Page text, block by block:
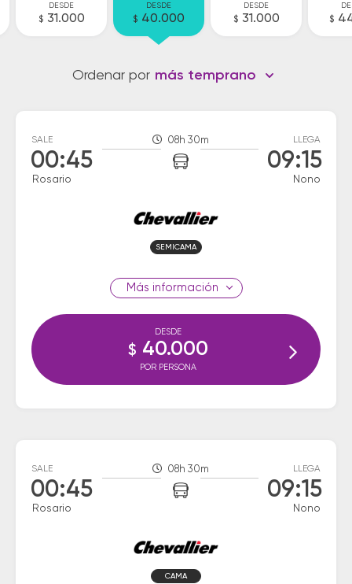
DESDE
$ 31.000
DESDE
$ 40.000
DESDE
$ 31.000 $
Ordenar por más temprano
SALE
00:45
Rosario
08h 30m LLEGA
09:15
Nono
SEMICAMA
información
DESDE
$ 40.000
POR PERSONA
SALE
00:45
Rosario
08h 30m LLEGA
09:15
Nono
CAMA